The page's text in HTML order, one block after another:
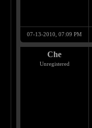
07-13-2010, 07:09 PM
Che
Unregistered